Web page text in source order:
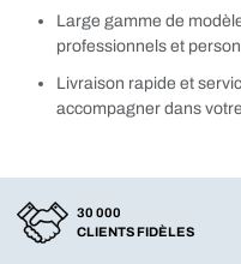
Large gamme de
professionnels et
Livraison rapide et
accompagner dans
30 000
CLIENTS FIDÈLES